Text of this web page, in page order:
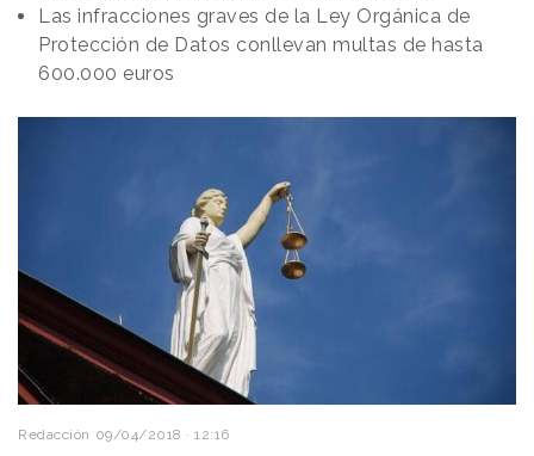
Las infracciones graves de la Ley Orgánica de
Protección de Datos conllevan multas de hasta
600.000 euros
Redacción 09/04/2018 · 12:16